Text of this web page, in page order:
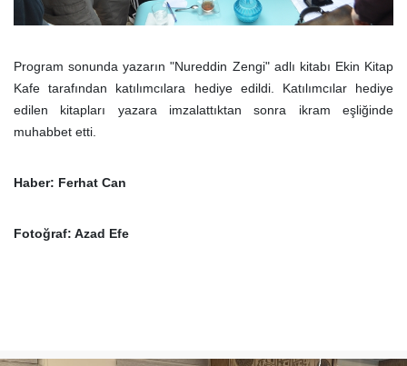
Program sonunda yazarın "Nureddin Zengi" adlı kitabı Ekin Kitap
Kafe tarafından katılımcılara hediye edildi. Katılımcılar hediye
edilen kitapları yazara imzalattıktan sonra ikram eşliğinde
muhabbet etti.
Haber: Ferhat Can
Fotoğraf: Azad Efe